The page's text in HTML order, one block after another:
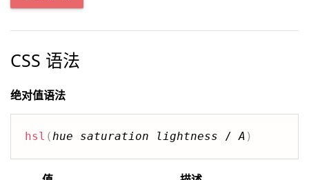
CSS 语法
绝对值语法
hsl (hue saturation lightness / A )